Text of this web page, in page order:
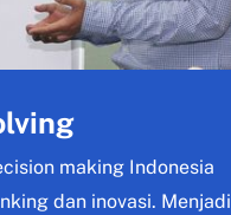
making Indonesia
dan inovasi. Menjadi